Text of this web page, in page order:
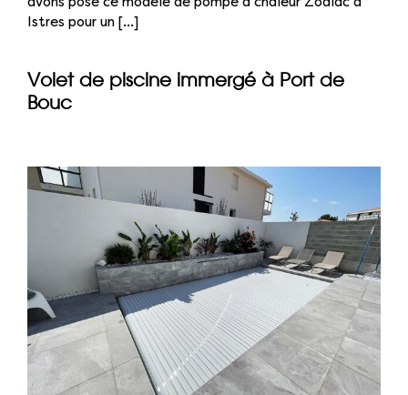
Istres pour un [...]
Volet de piscine immergé à Port de
Bouc